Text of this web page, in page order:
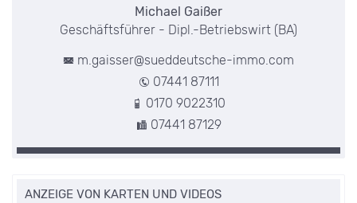
Michael Gaißer
Geschäftsführer - Dipl.-Betriebswirt (BA)
m.gaisser@sueddeutsche-immo.com
07441 87111
0170 9022310
07441 87129
ANZEIGE VON KARTEN UND VIDEOS